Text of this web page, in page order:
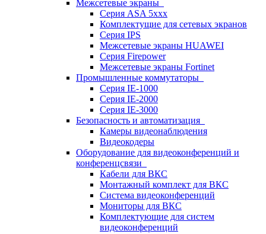
Межсетевые экраны
Серия ASA 5xxx
Комплектущие для сетевых экранов
Серия IPS
Межсетевые экраны HUAWEI
Серия Firepower
Межсетевые экраны Fortinet
Промышленные коммутаторы
Серия IE-1000
Серия IE-2000
Серия IE-3000
Безопасность и автоматизация
Камеры видеонаблюдения
Видеокодеры
Оборудование для видеоконференций и
конференцсвязи
Кабели для ВКС
Монтажный комплект для ВКС
Система видеоконференций
Мониторы для ВКС
Комплектующие для систем
видеоконференций